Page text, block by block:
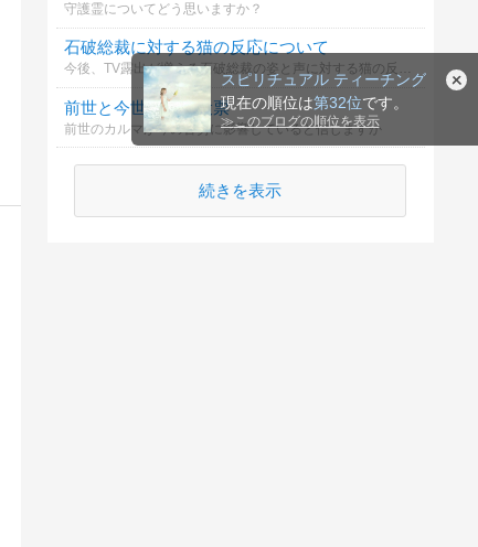
スピリチュアル ティーチング
現在の順位は第32位です。
≫このブログの順位を表示
守護霊についてどう思いますか？
石破総裁に対する猫の反応について
今後、TV露出が増える石破総裁の姿と声に対する猫の反応について
前世と今世の関係投票
前世のカルマが今の苦労に影響していると信じますか
続きを表示